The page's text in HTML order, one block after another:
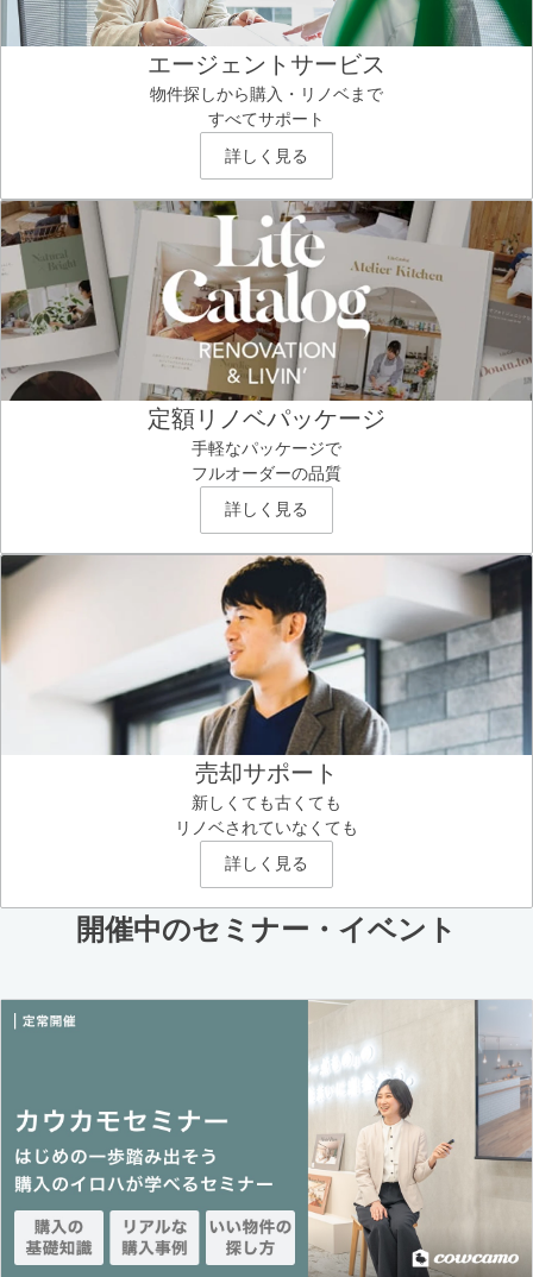
エージェントサービス
物件探しから購入・リノベまで
すべてサポート
詳しく見る
定額リノベパッケージ
手軽なパッケージで
フルオーダーの品質
詳しく見る
売却サポート
新しくても古くても
リノベされていなくても
詳しく見る
開催中のセミナー・イベント